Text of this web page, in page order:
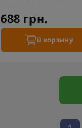
688 грн.
В корзину